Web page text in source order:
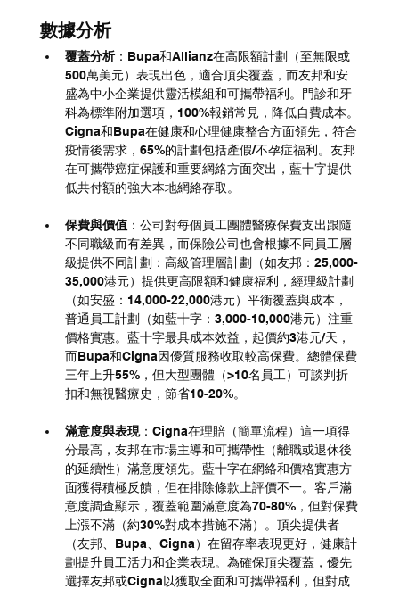
數據分析
覆蓋分析：Bupa和Allianz在高限額計劃（至無限或
500萬美元）表現出色，適合頂尖覆蓋，而友邦和安
盛為中小企業提供靈活模組和可攜帶福利。門診和牙
科為標準附加選項，100%報銷常見，降低自費成本。
Cigna和Bupa在健康和心理健康整合方面領先，符合
疫情後需求，65%的計劃包括產假/不孕症福利。友邦
在可攜帶癌症保護和重要網絡方面突出，藍十字提供
低共付額的強大本地網絡存取。
保費與價值：公司對每個員工團體醫療保費支出跟隨
不同職級而有差異，而保險公司也會根據不同員工層
級提供不同計劃：高級管理層計劃（如友邦：25,000-
35,000港元）提供更高限額和健康福利，經理級計劃
（如安盛：14,000-22,000港元）平衡覆蓋與成本，
普通員工計劃（如藍十字：3,000-10,000港元）注重
價格實惠。藍十字最具成本效益，起價約3港元/天，
而Bupa和Cigna因優質服務收取較高保費。總體保費
三年上升55%，但大型團體（>10名員工）可談判折
扣和無視醫療史，節省10-20%。
滿意度與表現：Cigna在理賠（簡單流程）這一項得
分最高，友邦在市場主導和可攜帶性（離職或退休後
的延續性）滿意度領先。藍十字在網絡和價格實惠方
面獲得積極反饋，但在排除條款上評價不一。客戶滿
意度調查顯示，覆蓋範圍滿意度為70-80%，但對保費
上漲不滿（約30%對成本措施不滿）。頂尖提供者
（友邦、Bupa、Cigna）在留存率表現更好，健康計
劃提升員工活力和企業表現。為確保頂尖覆蓋，優先
選擇友邦或Cigna以獲取全面和可攜帶福利，但對成